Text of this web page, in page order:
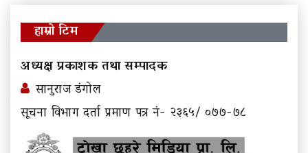
हाम्रो टिम
अध्यक्ष प्रकाशक तथा सम्पादक
सानुराज डंगोल
सूचना विभाग दर्ता प्रमाण पत्र नं- २३६५/ ०७७-७८